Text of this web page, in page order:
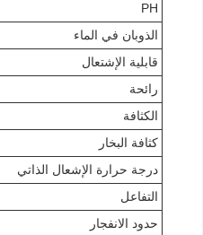
PH
الذوبان في الماء
قابلية الإشتعال
رائحة
الكثافة
كثافة البخار
درجة حرارة الإشعال الذاتي
التفاعل
حدود الانفجار